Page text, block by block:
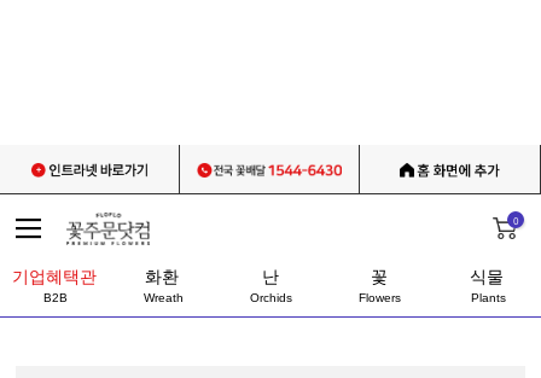
0
기업혜택관
B2B
화환
Wreath
난
Orchids
꽃
Flowers
식물
Plants